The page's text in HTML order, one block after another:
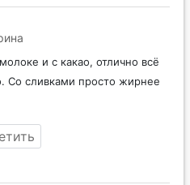
и с какао, отлично всё
Со сливками просто жирнее